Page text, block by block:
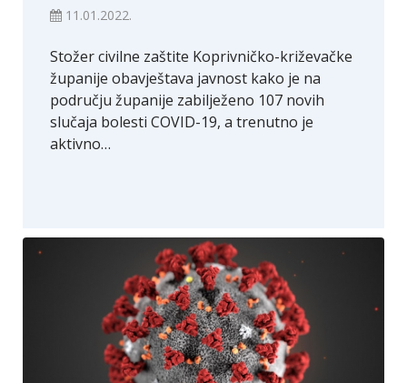
11.01.2022.
Stožer civilne zaštite Koprivničko-križevačke
županije obavještava javnost kako je na
području županije zabilježeno 107 novih
slučaja bolesti COVID-19, a trenutno je
aktivno…